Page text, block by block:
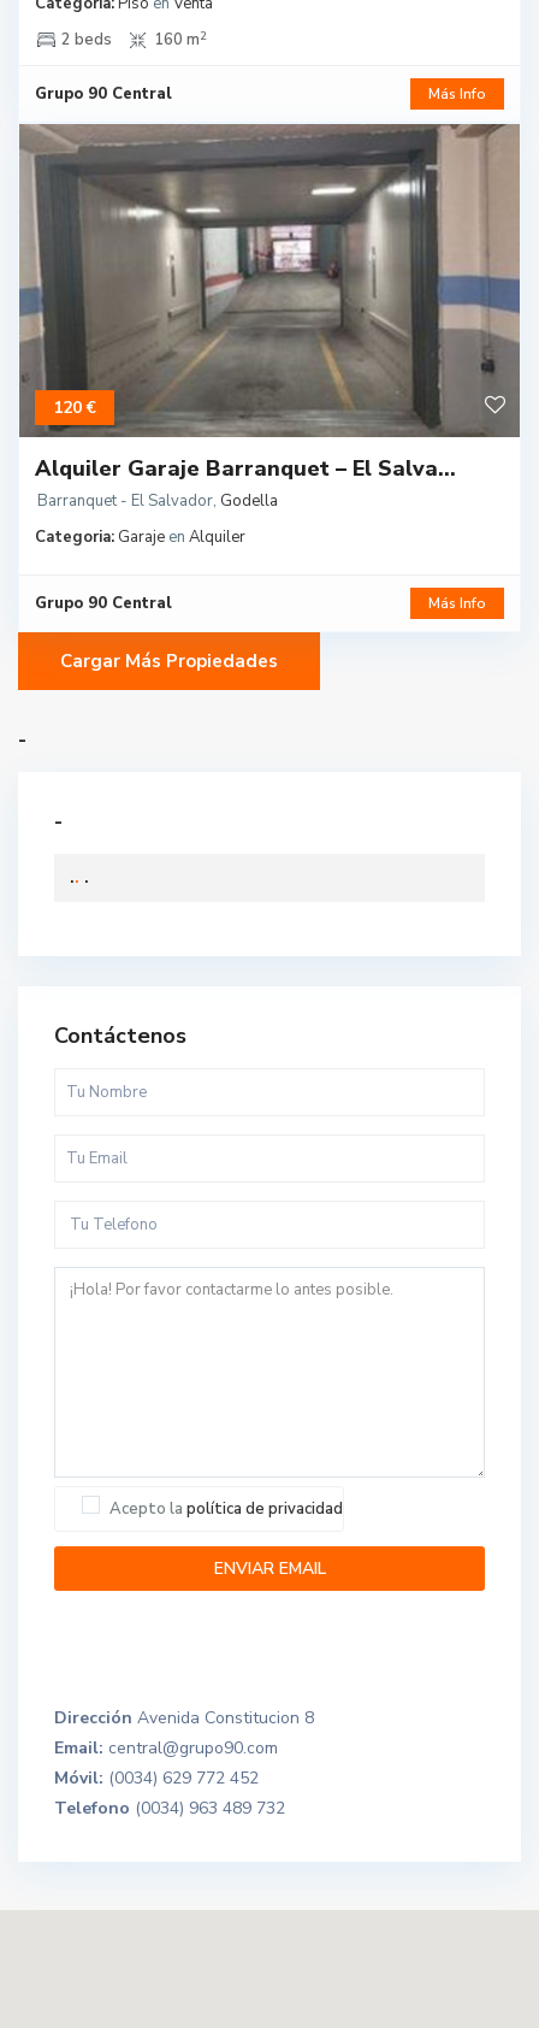
2 beds
160 m2
Grupo 90 Central Más Info
120 €
Alquiler Garaje Barranquet – El Salva...
Barranquet - El Salvador, Godella
Categoria: Garaje en Alquiler
Grupo 90 Central Más Info
-
-
.. .
Contáctenos
Acepto la política de privacidad
Dirección Avenida Constitucion 8
Email: central@grupo90.com
Móvil: (0034) 629 772 452
Telefono (0034) 963 489 732